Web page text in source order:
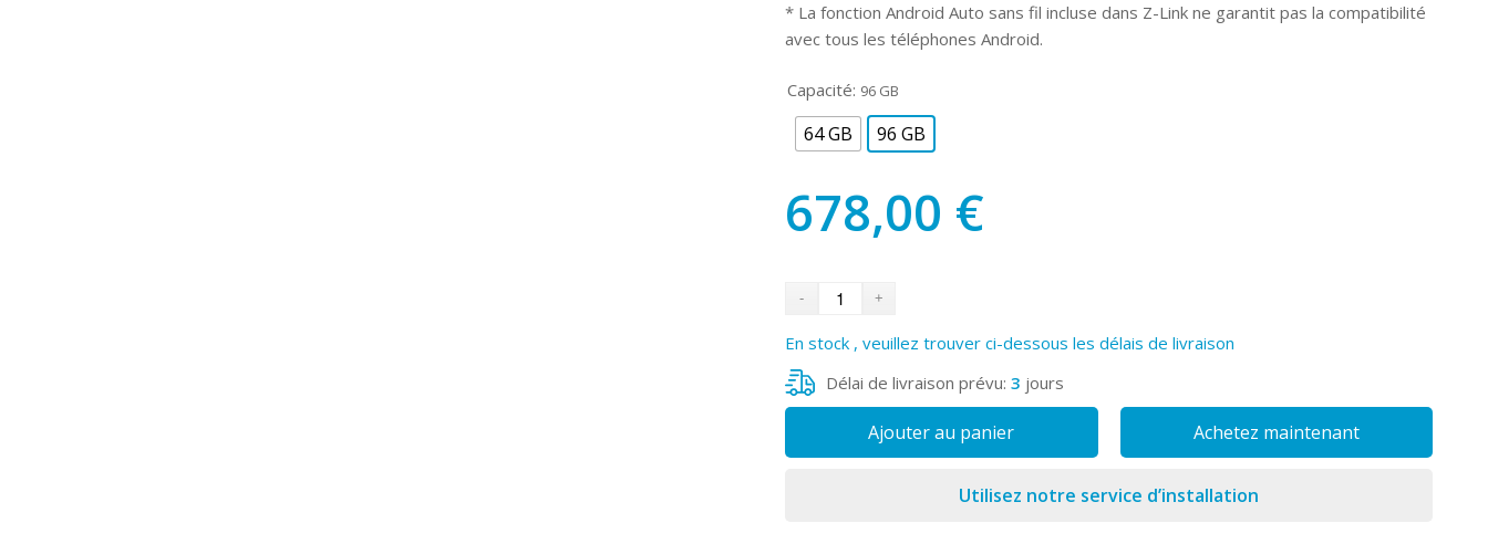
* La fonction Android Auto sans fil incluse dans Z-Link ne garantit pas la compatibilité
avec tous les téléphones Android.
Capacité: 96 GB
64 GB 96 GB
678,00 €
En stock , veuillez trouver ci-dessous les délais de livraison
Délai de livraison prévu:3 jours
Ajouter au panier Achetez maintenant
Utilisez notre service d’installation